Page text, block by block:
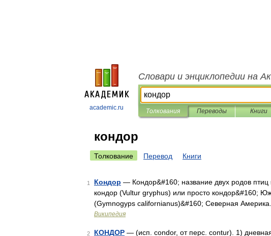
academic.ru
Словари и энциклопедии на
Толкования Переводы Книги
кондор
Толкование Перевод Книги
1 Кондор — Кондор&#160; название двух родов
кондор (Vultur gryphus) или просто кондор&#160;
(Gymnogyps californianus)&#160; Северная
Википедия
2 КОНДОР — (исп. condor, от перс. contur). 1)